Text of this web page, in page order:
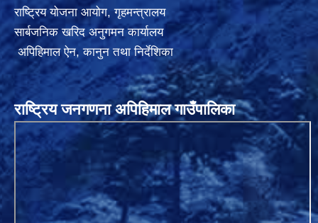
राष्ट्रिय योजना आयोग,गृहमन्त्रालय
सार्बजनिक खरिद अनुगमन कार्यालय
अपिहिमाल ऐन, कानुन तथा निर्देशिका
राष्ट्रिय जनगणना अपिहिमाल गाउँपालिका